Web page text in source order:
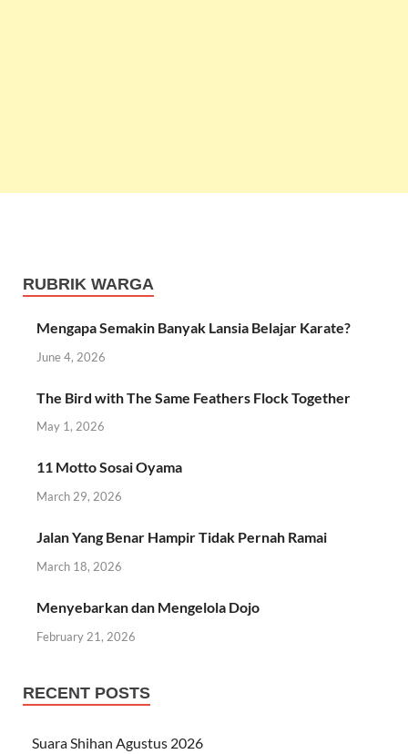
RUBRIK WARGA
Mengapa Semakin Banyak Lansia Belajar Karate?
June 4, 2026
The Bird with The Same Feathers Flock Together
May 1, 2026
11 Motto Sosai Oyama
March 29, 2026
Jalan Yang Benar Hampir Tidak Pernah Ramai
March 18, 2026
Menyebarkan dan Mengelola Dojo
February 21, 2026
RECENT POSTS
Suara Shihan Agustus 2026